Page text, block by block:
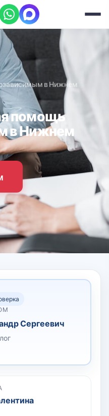
в Нижнем
помощь
в Нижнем
Сергеевич